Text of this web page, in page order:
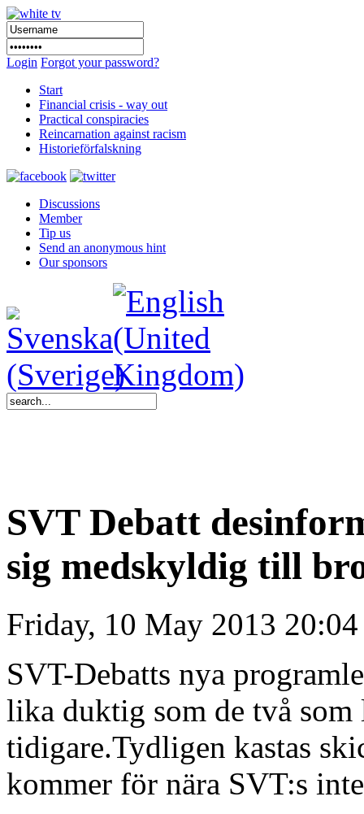
Login Forgot your password?
Start
Financial crisis - way out
Practical conspiracies
Reincarnation against racism
Historieförfalskning
Discussions
Member
Tip us
Send an anonymous hint
Our sponsors
SVT Debatt
sig medskyldig till
Friday, 10 May 2013 20:04
SVT-Debatts nya
lika duktig som de två som
tidigare.Tydligen kastas
kommer för nära SVT:s